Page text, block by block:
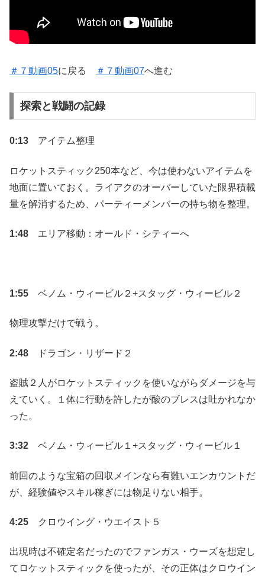
＃７動画05に戻る ＃７動画07へ進む
探索と戦闘の記録
0:13 アイテム整理
ロケットスティック250本など、今は使わないアイテムを
地面に置いておく。ライアクのオーバーしていた限界積載
量を解消するため、パーティーメンバーの持ち物を整理。
1:48 エリア移動：オールド・シティーへ
1:55 ベノム・ウィービル２+スタッグ・ウィービル２
物理攻撃だけで戦う。
2:48 ドラゴン・リザード２
盗賊２人がロケットスティックを使いながらダメージを与
えていく。１体に行動を許したが酸のブレスは吐かれなか
った。
3:32 ベノム・ウィービル１+スタッグ・ウィービル１
前回のような宝箱の回収メインなら有難いエンカウントだ
が、経験値やスキル稼ぎには物足りない相手。
4:25 クロウイング・ウエイスト５
出現時は不確定名だったのでファンガス・ウーズを想定し
てロケットスティックを使ったが、その正体はクロウイン